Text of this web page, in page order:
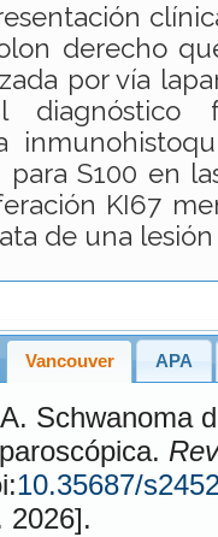
derecho
por vía
para S100 en
KI67
de una
Vancouver APA
colon derecho tratado
10.35687/
ago. 2026].